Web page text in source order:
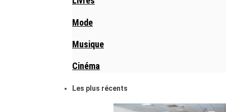
Mode
Musique
Cinéma
Les plus récents